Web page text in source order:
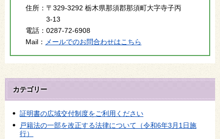
住所： 〒329-3292 栃木県那須郡那須町大字寺子丙
3-13
電話： 0287-72-6908
Mail：
メールでのお問合わせはこちら
カテゴリー
証明書の広域交付制度をご利用ください
戸籍法の一部を改正する法律について（令和6年3月1日施
行）